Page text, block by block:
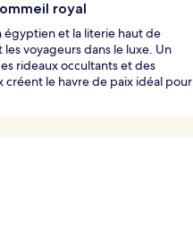
royal
égyptien et la literie haut de
voyageurs dans le luxe. Un
rideaux occultants et des
créent le havre de paix idéal pour